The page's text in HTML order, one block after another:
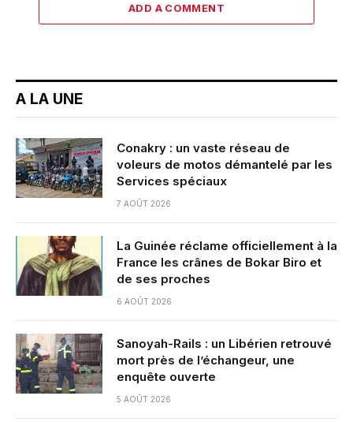
ADD A COMMENT
A LA UNE
Conakry : un vaste réseau de
voleurs de motos démantelé par les
Services spéciaux
7 AOÛT 2026
La Guinée réclame officiellement à la
France les crânes de Bokar Biro et
de ses proches
6 AOÛT 2026
Sanoyah-Rails : un Libérien retrouvé
mort près de l’échangeur, une
enquête ouverte
5 AOÛT 2026